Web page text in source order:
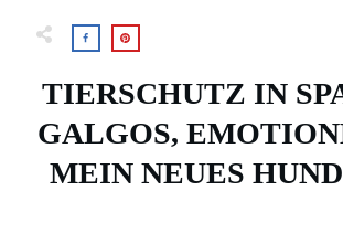
TIERSCHUTZ IN
GALGOS,
MEIN NEUES